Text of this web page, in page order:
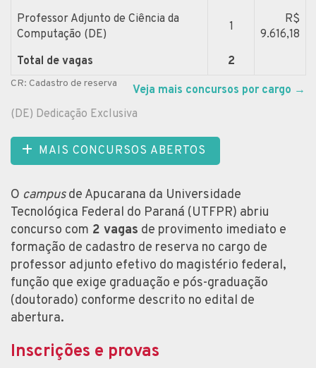
Professor Adjunto de Ciência da
Computação (DE)
1
R$
9.616,18
Total de vagas
2
CR: Cadastro de reserva Veja mais concursos por cargo →
(DE) Dedicação Exclusiva
MAIS CONCURSOS ABERTOS
O campusde Apucarana da Universidade
Tecnológica Federal do Paraná (UTFPR) abriu
concurso com 2 vagas de provimento imediato e
formação de cadastro de reserva no cargo de
professor adjunto efetivo do magistério federal,
função que exige graduação e pós-graduação
(doutorado) conforme descrito no edital de
abertura.
Inscrições e provas